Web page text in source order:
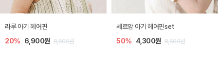
라루 아기 헤어핀
20% 6,900원 8,600원
세르앙 아기 헤어핀set
50% 4,300원 8,600원